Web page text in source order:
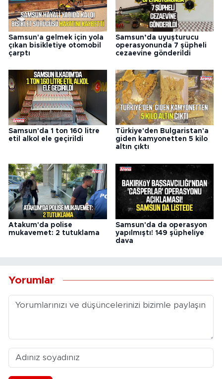
Samsun'a gelmek için yola
çıkan bisikletiye otomobil
çarptı
Samsun’da uyuşturucu
operasyonunda 7 şüpheli
cezaevine gönderildi
Samsun'da 1 ton 160 litre
etil alkol ele geçirildi
Türkiye'den Bulgaristan'a
giden kamyonetten 5 kilo
altın çıktı
Atakum'da polise
mukavemet: 2 tutuklama
Samsun'da da operasyon
yapılmıştı! 149 şüpheliye
dava
Yorumlar